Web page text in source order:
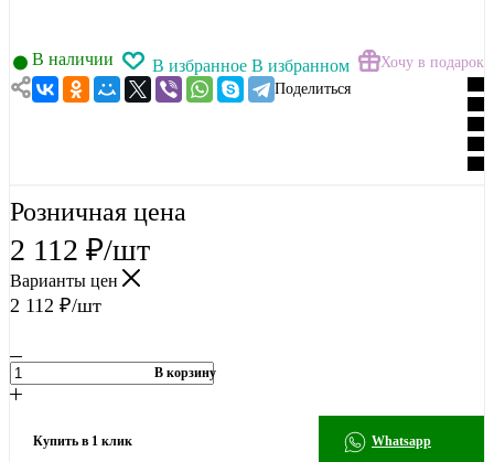
В наличии В избранное В избранном
Хочу в подарок
Поделиться
Розничная цена
2 112 ₽/шт
Варианты цен
2 112 ₽/шт
В корзину
Купить в 1 клик Whatsapp